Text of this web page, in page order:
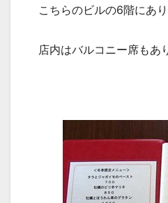
こちらのビルの6階にあり
店内はバルコニー席も